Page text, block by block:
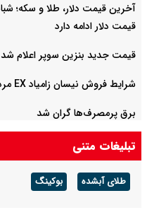
قیمت دلار ادامه دارد
قیمت جدید بنزین سوپر اعلام شد
شرایط فروش نیسان زامیاد EX مرداد ۱۴۰۵ اعلام شد
برق پرمصرف‌ها گران شد
تبلیغات متنی
طلای آبشده بوکینگ